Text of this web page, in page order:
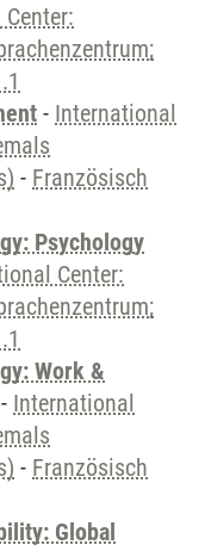
- International
- Französisch
Psychology
Center:
Work &
- International
- Französisch
Global